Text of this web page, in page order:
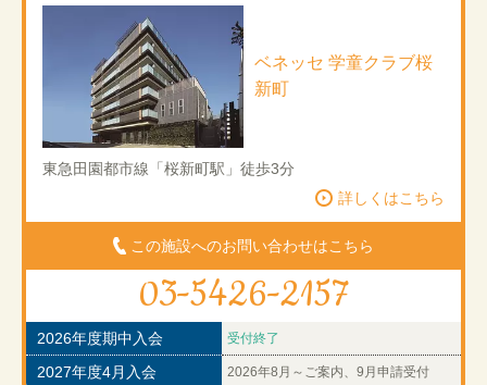
ベネッセ 学童クラブ桜
新町
東急田園都市線「桜新町駅」徒歩3分
詳しくはこちら
この施設へのお問い合わせはこちら
03-5426-2157
2026年度期中入会 受付終了
2027年度4月入会 2026年8月～ご案内、9月申請受付